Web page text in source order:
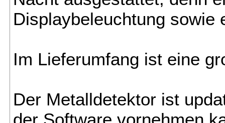
Displaybeleuchtung sowie
Im Lieferumfang ist eine
Der Metalldetektor ist